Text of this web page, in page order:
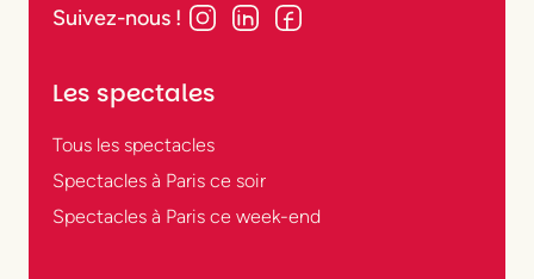
Suivez-nous !
Les spectales
Tous les spectacles
Spectacles à Paris ce soir
Spectacles à Paris ce week-end